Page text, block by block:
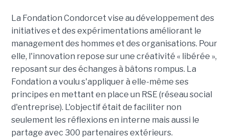
La Fondation Condorcet vise au développement des
initiatives et des expérimentations améliorant le
management des hommes et des organisations. Pour
elle, l'innovation repose sur une créativité « libérée »,
reposant sur des échanges à bâtons rompus. La
Fondation a voulu s'appliquer à elle-même ses
principes en mettant en place un RSE (réseau social
d'entreprise). L'objectif était de faciliter non
seulement les réflexions en interne mais aussi le
partage avec 300 partenaires extérieurs.